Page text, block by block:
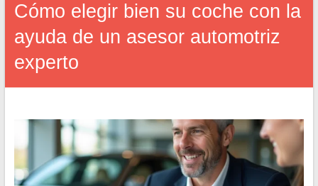
Cómo elegir bien su coche con la
ayuda de un asesor automotriz
experto